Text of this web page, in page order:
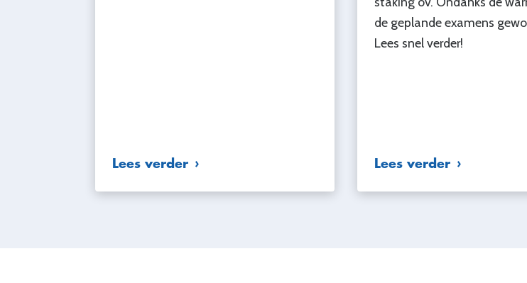
Lees verder
de geplande examens
Lees snel verder!
Lees verder